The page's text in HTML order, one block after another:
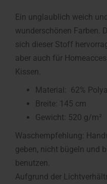
Ein unglaublich weich
wunderschönen Farben.
sich dieser Stoff
aber auch für
Kissen.
Material: 62%
Breite: 145 cm
Gewicht: 520 g/m²
Waschempfehlung:
geben, nicht bügeln und
benutzen.
Aufgrund der